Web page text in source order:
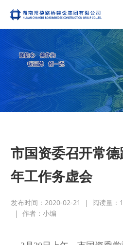
市国资委召开常
年工作务虚会
发布时间：2020-02-21 | 阅读量：
|作者：小编